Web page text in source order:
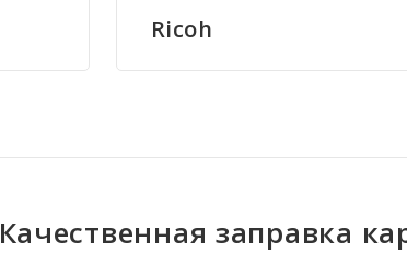
Имя*
Ricoh
Качественная заправка